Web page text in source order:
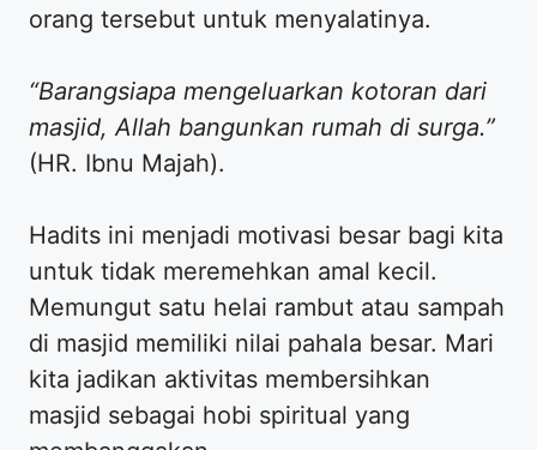
orang tersebut untuk menyalatinya.
“Barangsiapa mengeluarkan kotoran dari
masjid, Allah bangunkan rumah di surga.”
(HR. Ibnu Majah).
Hadits ini menjadi motivasi besar bagi kita
untuk tidak meremehkan amal kecil.
Memungut satu helai rambut atau sampah
di masjid memiliki nilai pahala besar. Mari
kita jadikan aktivitas membersihkan
masjid sebagai hobi spiritual yang